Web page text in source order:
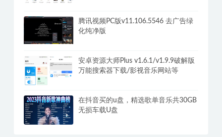
腾讯视频PC版v11.106.5546 去广告绿
化纯净版
安卓资源大师Plus v1.6.1/v1.9.9破解版
万能搜索器下载/影视音乐网站等
在抖音买的u盘，精选歌单音乐共30GB
无损车载U盘